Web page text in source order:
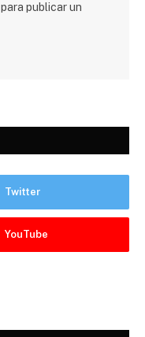
para publicar un
Twitter
YouTube